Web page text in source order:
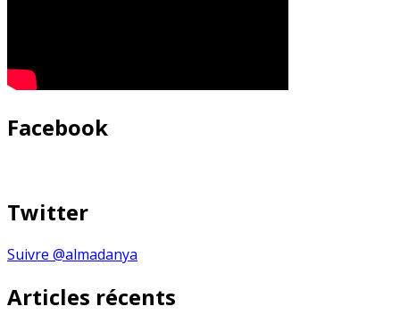
Facebook
Twitter
Suivre @almadanya
Articles récents